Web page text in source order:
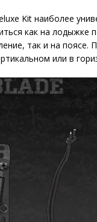
Kit наиболее
как на лодыжке
так и на поясе.
или в